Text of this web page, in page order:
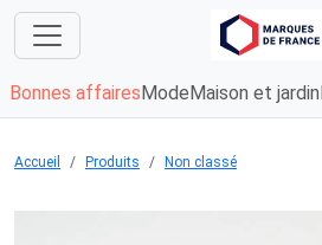
Bonnes affaires Mode Maison et jardin
Accueil Produits Non classé